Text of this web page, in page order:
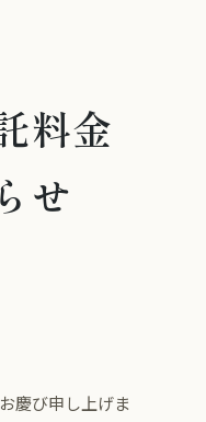
料金
せ
慶び申し上げま